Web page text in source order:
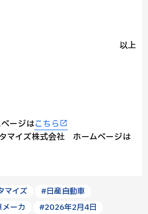
以上
ージはこちら
マイズ株式会社 ホームページは
マイズ
#日産自動車
ーカ #2026年2月4日